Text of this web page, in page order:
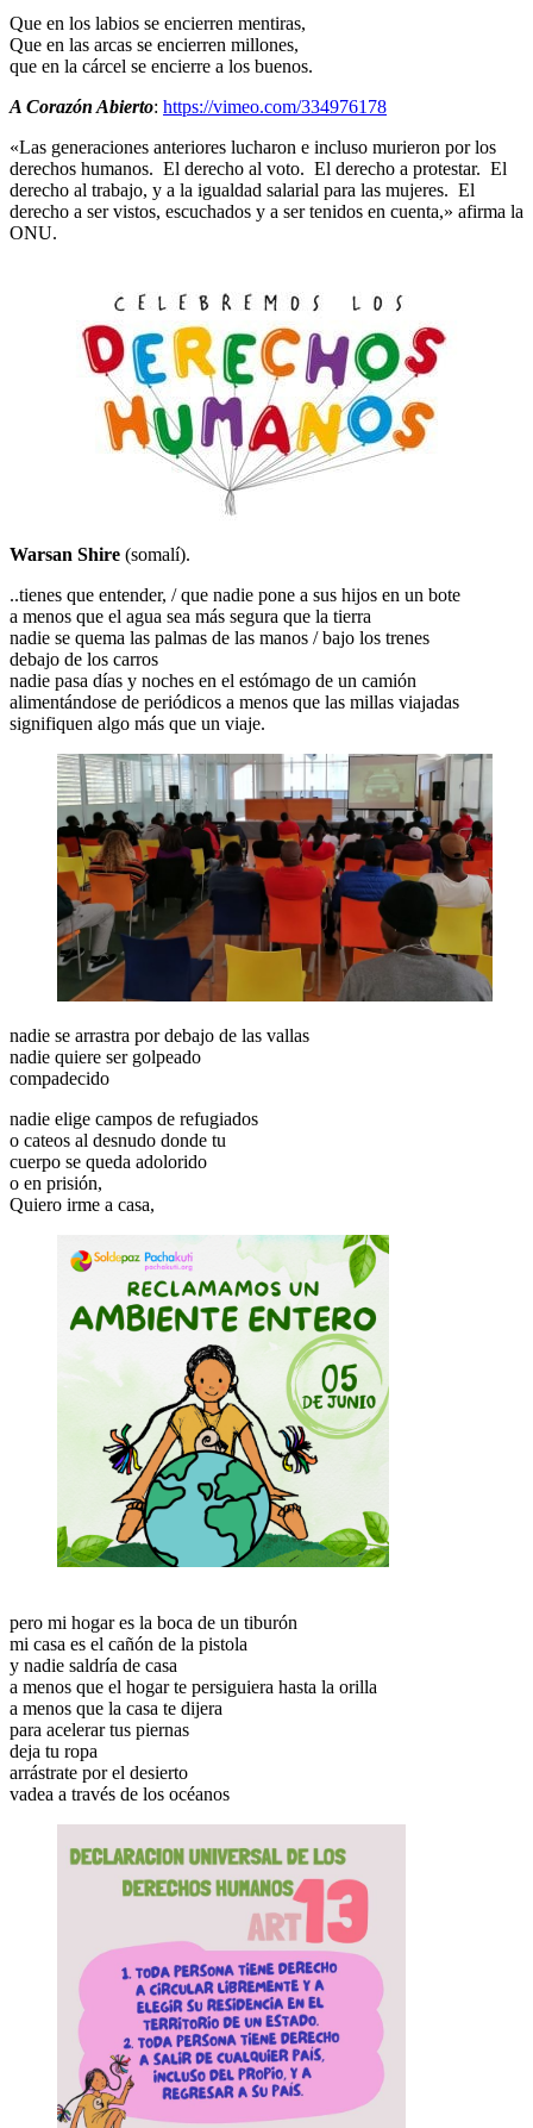
Que en los labios se encierren mentiras,
Que en las arcas se encierren millones,
que en la cárcel se encierre a los buenos.
A Corazón Abierto: https://vimeo.com/334976178
«Las generaciones anteriores lucharon e incluso murieron por los
derechos humanos. El derecho al voto. El derecho a protestar. El
derecho al trabajo, y a la igualdad salarial para las mujeres. El
derecho a ser vistos, escuchados y a ser tenidos en cuenta,» afirma la
ONU.
Warsan Shire (somalí).
..tienes que entender, / que nadie pone a sus hijos en un bote
a menos que el agua sea más segura que la tierra
nadie se quema las palmas de las manos / bajo los trenes
debajo de los carros
nadie pasa días y noches en el estómago de un camión
alimentándose de periódicos a menos que las millas viajadas
signifiquen algo más que un viaje.
nadie se arrastra por debajo de las vallas
nadie quiere ser golpeado
compadecido
nadie elige campos de refugiados
o cateos al desnudo donde tu
cuerpo se queda adolorido
o en prisión,
Quiero irme a casa,
pero mi hogar es la boca de un tiburón
mi casa es el cañón de la pistola
y nadie saldría de casa
a menos que el hogar te persiguiera hasta la orilla
a menos que la casa te dijera
para acelerar tus piernas
deja tu ropa
arrástrate por el desierto
vadea a través de los océanos